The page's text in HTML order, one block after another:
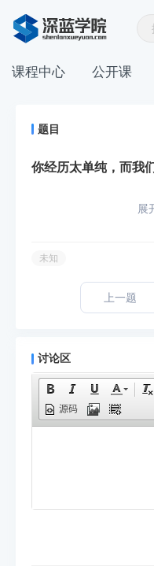
课程中心 公开课
题目
你经历太单纯，而我
展
未知
上一题
讨论区
源码